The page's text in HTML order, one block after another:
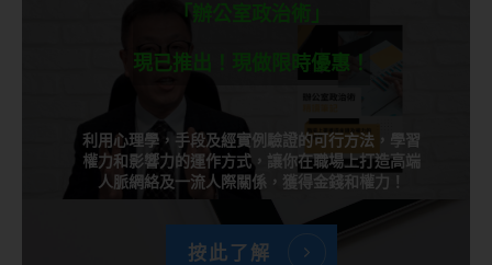
「辦公室政治術」
現已推出！現做限時優惠！
利用心理學，手段及經實例驗證的可行方法，學習
權力和影響力的運作方式，讓你在職場上打造高端
人脈網絡及一流人際關係，獲得金錢和權力！
按此了解